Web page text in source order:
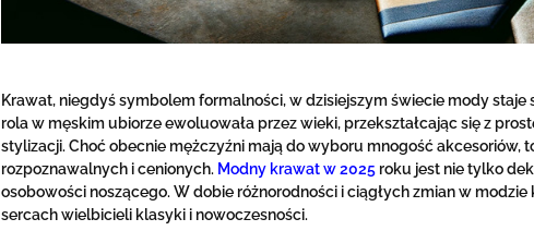
Krawat, niegdyś symbolem formalności, w dzisiejszym świecie mody
rola w męskim ubiorze ewoluowała przez wieki, przekształcając się z
stylizacji. Choć obecnie mężczyźni mają do wyboru mnogość akcesoriów,
rozpoznawalnych i cenionych. Modny krawat w 2025roku jest nie tylko
osobowości noszącego. W dobie różnorodności i ciągłych zmian w
sercach wielbicieli klasyki i nowoczesności.